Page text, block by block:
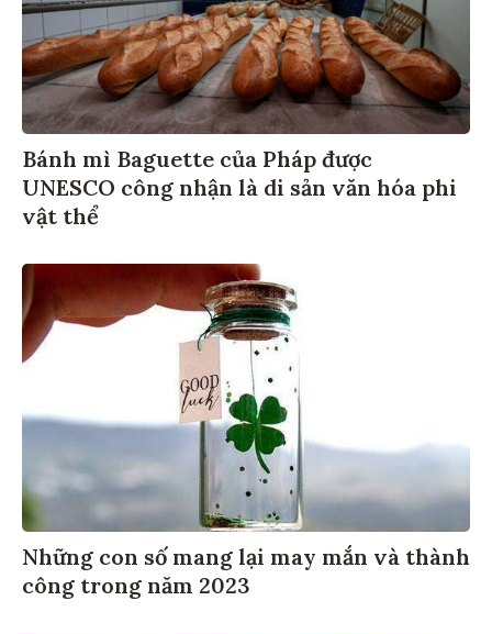
Bánh mì Baguette của Pháp được
UNESCO công nhận là di sản văn hóa phi
vật thể
Những con số mang lại may mắn và thành
công trong năm 2023